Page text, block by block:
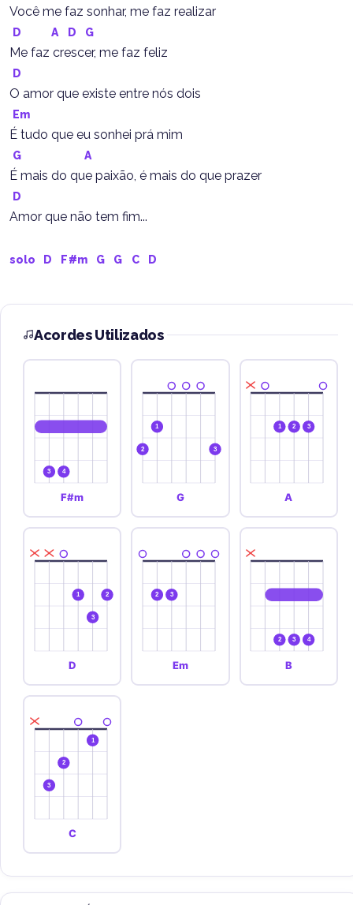
Você me faz sonhar, me faz realizar
D A D G
Me faz crescer, me faz feliz
D
O amor que existe entre nós dois
Em
É tudo que eu sonhei prá mim
G A
É mais do que paixão, é mais do que prazer
D
Amor que não tem fim...
solo D F#m G G C D
Acordes Utilizados
3 4
F#m
2
1
3
G
1 2 3
A
1
3
2
D
2 3
Em
2 3 4
B
3
2
1
C